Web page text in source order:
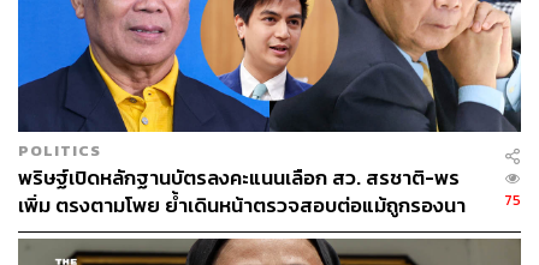
POLITICS
พริษฐ์เปิดหลักฐานบัตรลงคะแนนเลือก สว. สรชาติ-พร
เพิ่ม ตรงตามโพย ย้ำเดินหน้าตรวจสอบต่อแม้ถูกรองนา
ยกฯ ฟ้องหมิ่น
75